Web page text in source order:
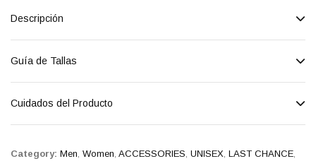
Descripción
Guía de Tallas
Cuidados del Producto
Category: Men Women ACCESSORIES UNISEX LAST CHANCE